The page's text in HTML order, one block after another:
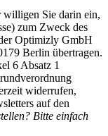
Sie darin ein,
zum Zweck des
Optimizly GmbH
Berlin übertragen.
6 Absatz 1
widerrufen,
auf den
Bitte einfach